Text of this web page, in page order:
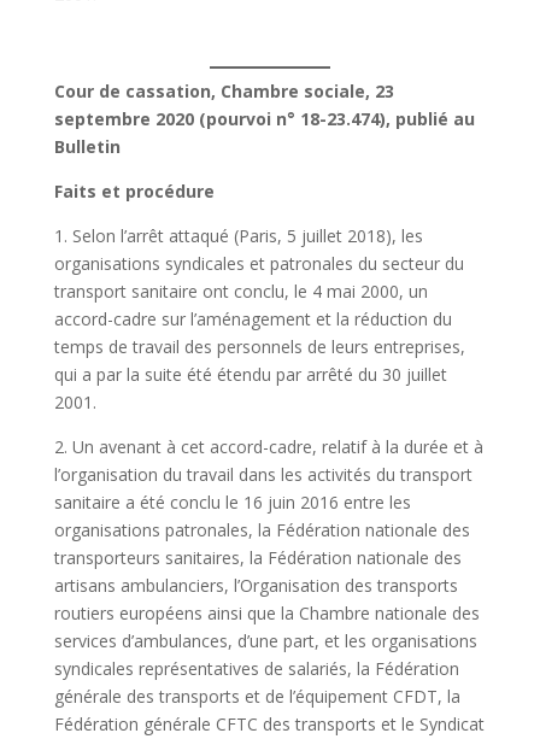
Cour de cassation, Chambre sociale, 23
septembre 2020 (pourvoi n° 18-23.474), publié au
Bulletin
Faits et procédure
1. Selon l’arrêt attaqué (Paris, 5 juillet 2018), les
organisations syndicales et patronales du secteur du
transport sanitaire ont conclu, le 4 mai 2000, un
accord-cadre sur l’aménagement et la réduction du
temps de travail des personnels de leurs entreprises,
qui a par la suite été étendu par arrêté du 30 juillet
2001.
2. Un avenant à cet accord-cadre, relatif à la durée et à
l’organisation du travail dans les activités du transport
sanitaire a été conclu le 16 juin 2016 entre les
organisations patronales, la Fédération nationale des
transporteurs sanitaires, la Fédération nationale des
artisans ambulanciers, l’Organisation des transports
routiers européens ainsi que la Chambre nationale des
services d’ambulances, d’une part, et les organisations
syndicales représentatives de salariés, la Fédération
générale des transports et de l’équipement CFDT, la
Fédération générale CFTC des transports et le Syndicat